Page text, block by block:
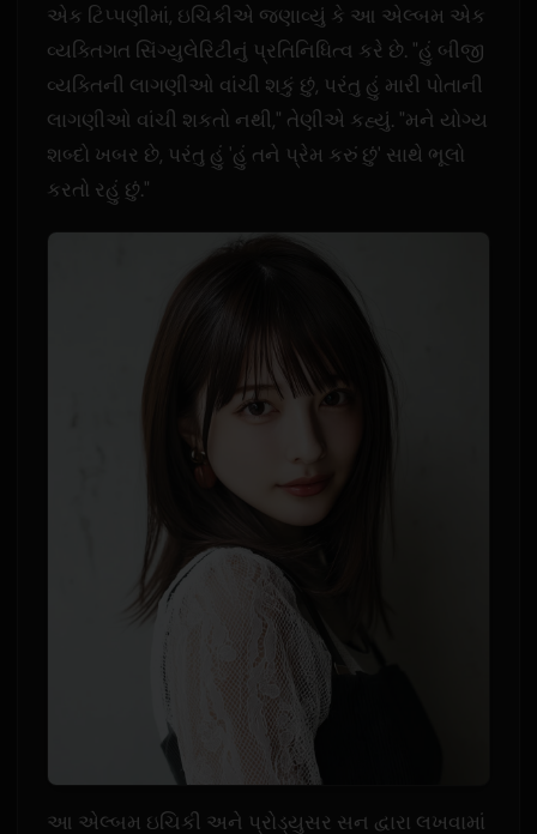
એક ટિપ્પણીમાં, ઇચિકીએ જણાવ્યું કે આ એલ્બમ એક
વ્યક્તિગત સિંગ્યુલેરિટીનું પ્રતિનિધિત્વ કરે છે. "હું બીજી
વ્યક્તિની લાગણીઓ વાંચી શકું છું, પરંતુ હું મારી પોતાની
લાગણીઓ વાંચી શકતો નથી," તેણીએ કહ્યું. "મને યોગ્ય
શબ્દો ખબર છે, પરંતુ હું 'હું તને પ્રેમ કરું છું' સાથે ભૂલો
કરતો રહું છું."
આ એલ્બમ ઇચિકી અને પ્રોડ્યુસર સન દ્વારા લખવામાં